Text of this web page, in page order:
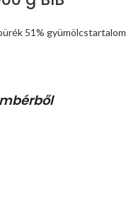
51% gyümölcstartalom